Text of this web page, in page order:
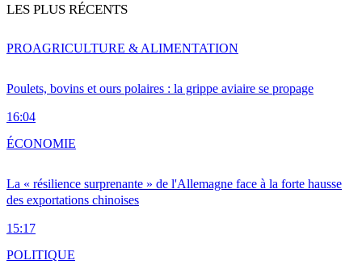
LES PLUS RÉCENTS
Poulets, bovins et ours polaires : la grippe aviaire se propage
16:04
PROAGRICULTURE & ALIMENTATION
La « résilience surprenante » de l'Allemagne face à la forte hausse
des exportations chinoises
15:17
ÉCONOMIE
POLITIQUE